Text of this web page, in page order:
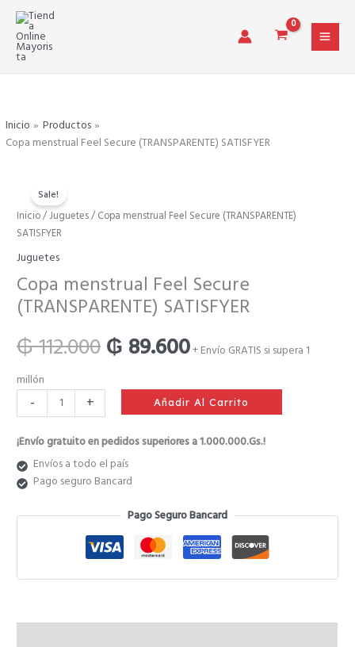
contenido
Inicio
Productos
Copa menstrual Feel Secure (TRANSPARENTE) SATISFYER
Sale!
Inicio/Juguetes/ Copa menstrual Feel Secure (TRANSPARENTE)
SATISFYER
Juguetes
Copa menstrual Feel Secure
(TRANSPARENTE) SATISFYER
₲112.000
El
original
era:
₲ 112.000.
₲ 89.600
El
actual
es:
₲ 89.600.
+ Envío GRATIS si supera 1
millón
-
Copa
menstrual
Feel
Secure
(TRANSPARENTE)
SATISFYER
cantidad
+ Añadir Al Carrito
¡Envío gratuito en pedidos superiores a 1.000.000.Gs.!
Envíos a todo el país
Pago seguro Bancard
Pago Seguro Bancard